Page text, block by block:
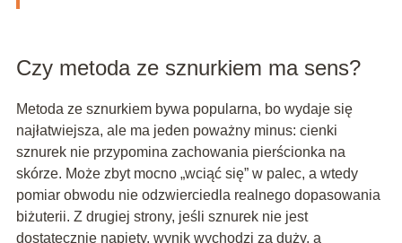
Czy metoda ze sznurkiem ma sens?
Metoda ze sznurkiem bywa popularna, bo wydaje się
najłatwiejsza, ale ma jeden poważny minus: cienki
sznurek nie przypomina zachowania pierścionka na
skórze. Może zbyt mocno „wciąć się” w palec, a wtedy
pomiar obwodu nie odzwierciedla realnego dopasowania
biżuterii. Z drugiej strony, jeśli sznurek nie jest
dostatecznie napięty, wynik wychodzi za duży, a